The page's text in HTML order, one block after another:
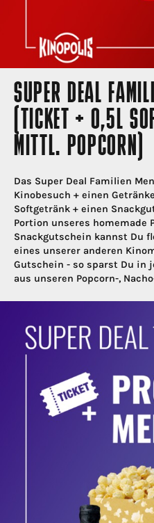
SUPER DEAL
(TICKET + 0,5L
MITTL. POPCORN)
Das Super Deal Familien
Kinobesuch + einen
Softgetränk + einen
Portion unseres homemade
Snackgutschein kannst Du
eines unserer anderen
Gutschein - so sparst Du in
aus unseren Popcorn-,